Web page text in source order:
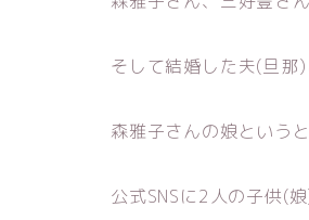
そして結婚した夫(旦那
森雅子さんの娘というと
公式SNSに2人の子供(